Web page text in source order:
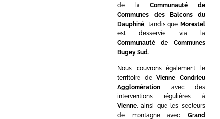
de laCommunauté de
Communes des Balcons du
Dauphiné, tandis que Morestel
est desservie via la
Communauté de Communes
Bugey Sud.
Nous couvrons également le
territoire deVienne Condrieu
Agglomération, avec des
interventions régulières à
Vienne, ainsi que les secteurs
de montagne avec Grand